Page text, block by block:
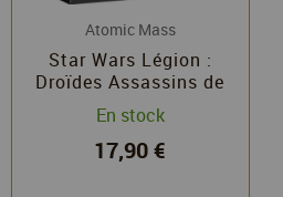
Atomic Mass
Star Wars Légion :
Droïdes Assassins de
la Série IG - Extension
Agent
En stock
17,90 €